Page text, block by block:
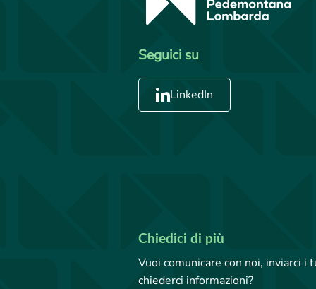
Seguici su
LinkedIn
Chiedici di più
Vuoi comunicare con noi, inviarci
chiederci informazioni?